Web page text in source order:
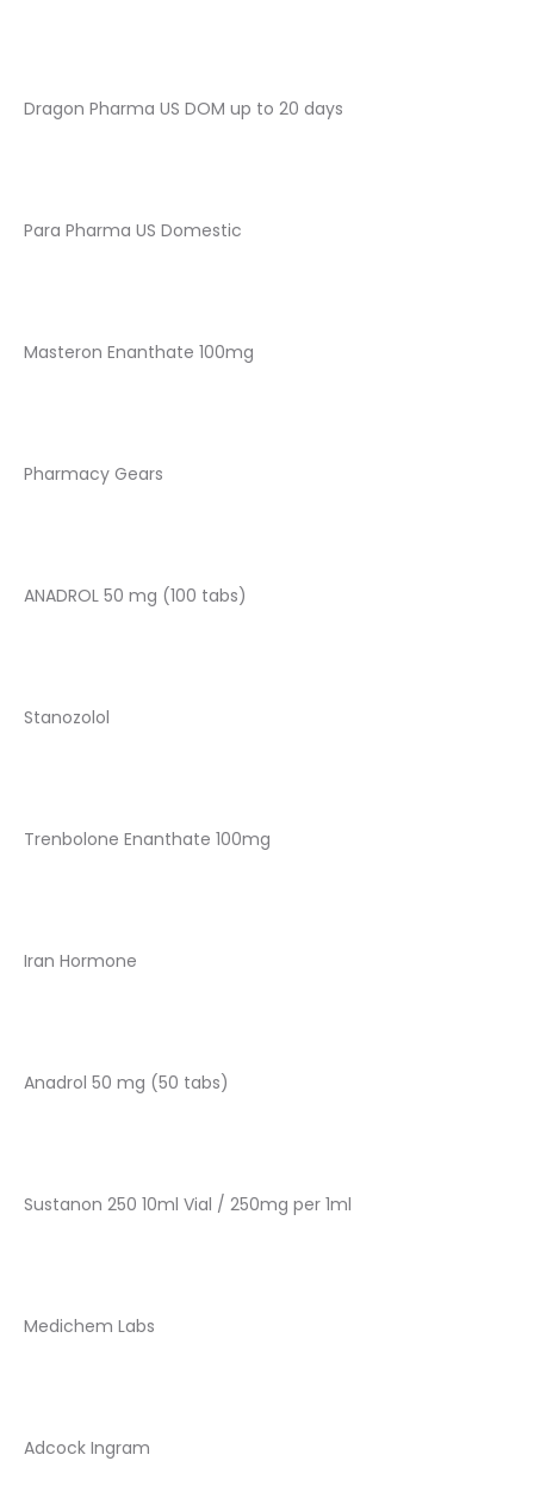
Dragon Pharma US DOM up to 20 days
Para Pharma US Domestic
Masteron Enanthate 100mg
Pharmacy Gears
ANADROL 50 mg (100 tabs)
Stanozolol
Trenbolone Enanthate 100mg
Iran Hormone
Anadrol 50 mg (50 tabs)
Sustanon 250 10ml Vial / 250mg per 1ml
Medichem Labs
Adcock Ingram